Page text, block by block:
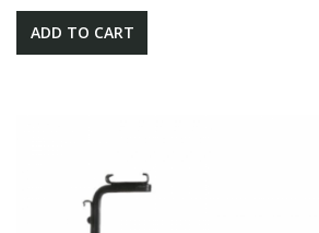
ADD TO CART